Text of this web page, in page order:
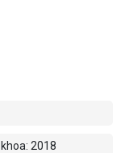
2018